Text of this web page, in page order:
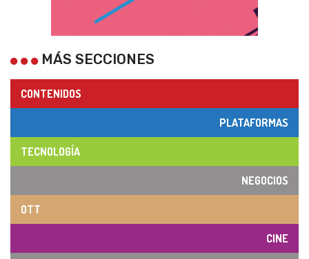
MÁS SECCIONES
CONTENIDOS
PLATAFORMAS
TECNOLOGÍA
NEGOCIOS
OTT
CINE